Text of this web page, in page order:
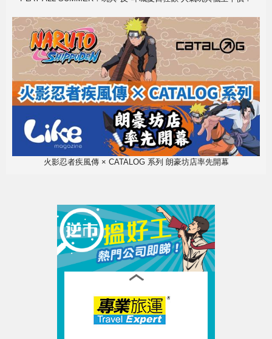
火影忍者疾風傳 × CATALOG 系列 朗豪坊店率先開幕